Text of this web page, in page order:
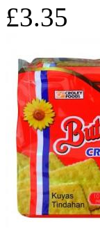
£3.35